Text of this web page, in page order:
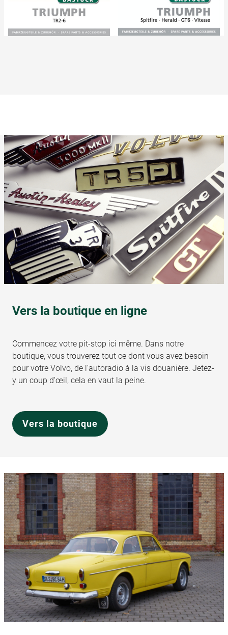
Vers la boutique en ligne
Commencez votre pit-stop ici même. Dans notre
boutique, vous trouverez tout ce dont vous avez besoin
pour votre Volvo, de l'autoradio à la vis douanière. Jetez-
y un coup d'œil, cela en vaut la peine.
Vers la boutique